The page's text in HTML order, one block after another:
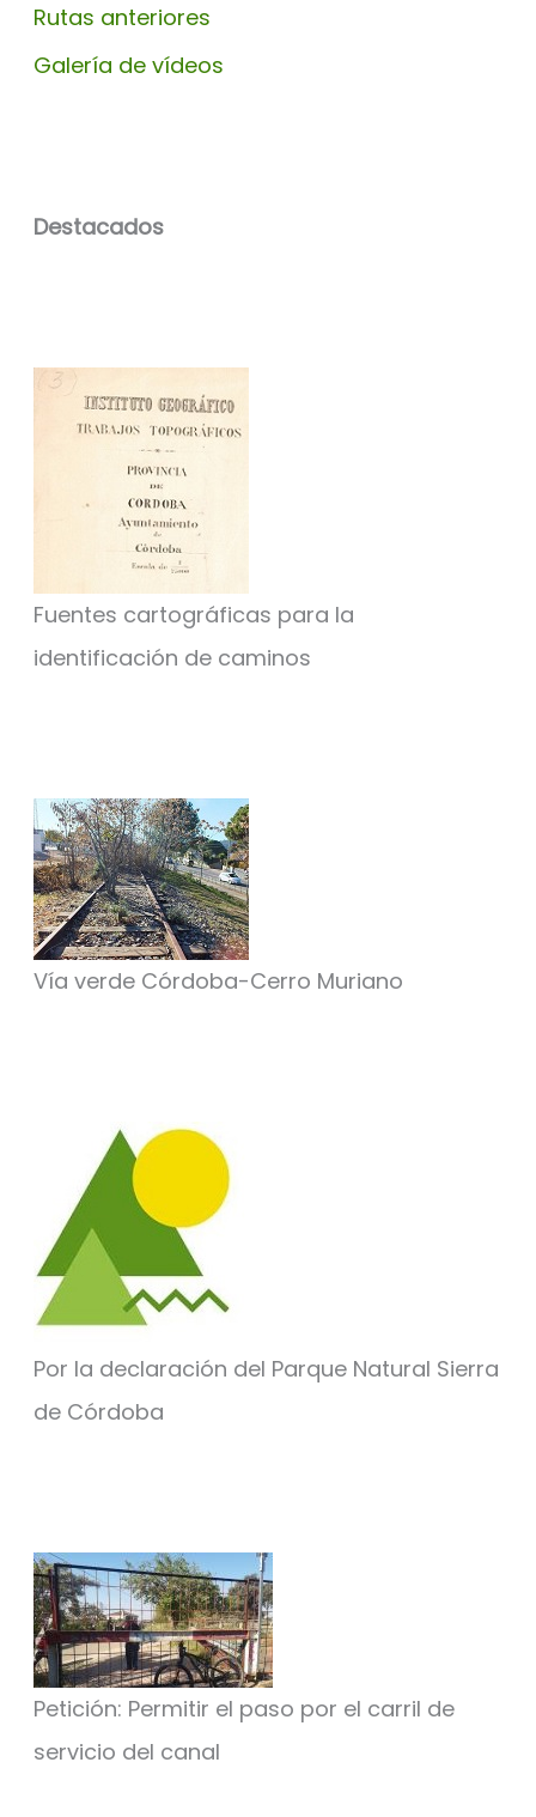
Rutas anteriores
Galería de vídeos
Destacados
Fuentes cartográficas para la
identificación de caminos
Vía verde Córdoba-Cerro Muriano
Por la declaración del Parque Natural Sierra
de Córdoba
Petición: Permitir el paso por el carril de
servicio del canal